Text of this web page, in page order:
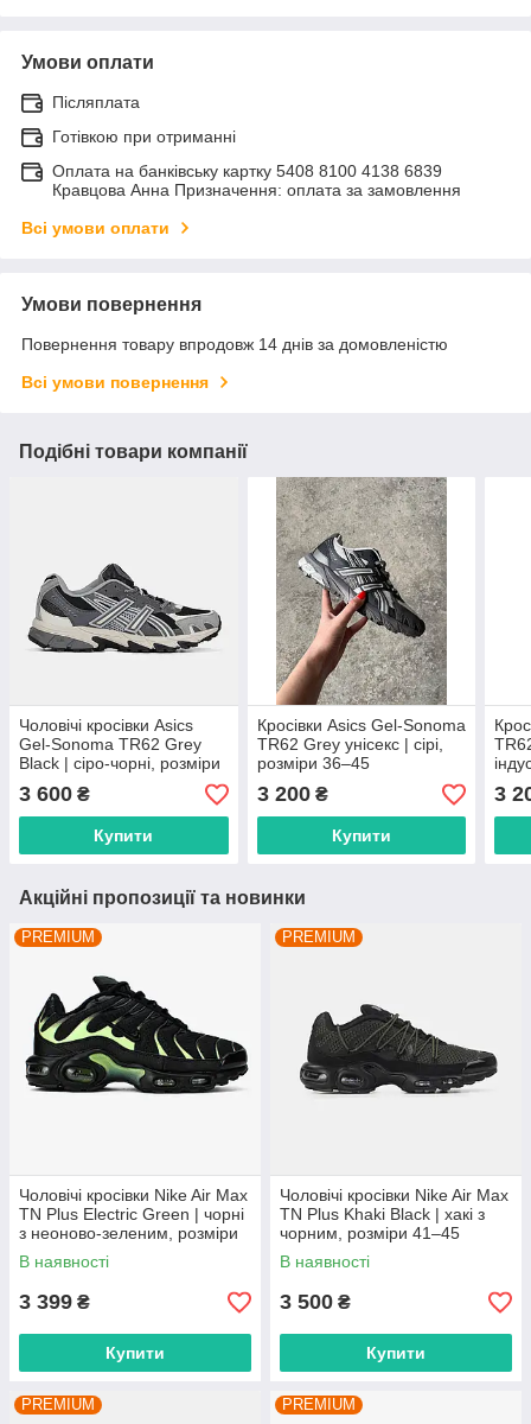
Умови оплати
Післяплата
Готівкою при отриманні
Оплата на банківську картку 5408 8100 4138 6839
Кравцова Анна Призначення: оплата за замовлення
Всі умови оплати
Умови повернення
Повернення товару впродовж 14 днів за домовленістю
Всі умови повернення
Подібні товари компанії
Чоловічі кросівки Asics
Gel-Sonoma TR62 Grey
Black | сіро-чорні, розміри
40–45
3 600 ₴
Купити
Кросівки Asics Gel-Sonoma
TR62 Grey унісекс | сірі,
розміри 36–45
3 200₴
Купити
3
Акційні пропозиції та новинки
PREMIUM
Чоловічі кросівки Nike Air Max
TN Plus Electric Green | чорні
з неоново-зеленим, розміри
41–45
В наявності
3 399 ₴
Купити
PREMIUM
Чоловічі кросівки Nike Air Max
TN Plus Khaki Black | хакі з
чорним, розміри 41–45
В наявності
3 500 ₴
Купити
PREMIUM PREMIUM